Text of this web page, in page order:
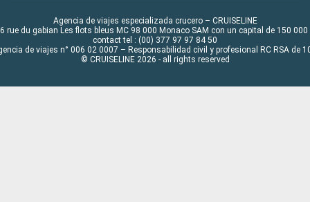
Agencia de viajes especializada crucero – CRUISELINE
rue du gabian Les flots bleus MC 98 000 Monaco SAM con un capital de 150 000
contact tel : (00) 377 97 97 84 50
de viajes n° 006 02 0007 – Responsabilidad civil y profesional RC RSA de
© CRUISELINE 2026 - all rights reserved